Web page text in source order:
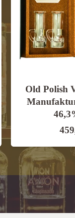
Old Polish